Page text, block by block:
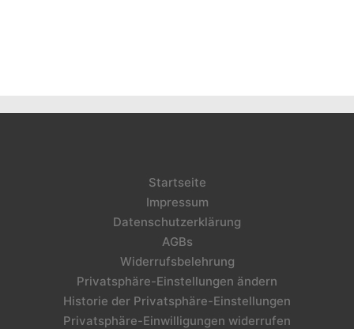
Startseite
Impressum
Datenschutzerklärung
AGBs
Widerrufsbelehrung
Privatsphäre-Einstellungen ändern
Historie der Privatsphäre-Einstellungen
Privatsphäre-Einwilligungen widerrufen